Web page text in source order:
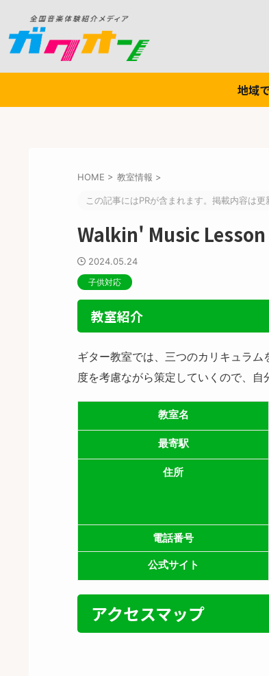
地域
HOME > 教室情報 >
この記事にはPRが含まれます。掲載内容は
Walkin' Music Lesson
2024.05.24
子供対応
教室紹介
ギター教室では、三つのカリキュラ
度を考慮ながら策定していくので、自
教室名
最寄駅
住所
電話番号
公式サイト
アクセスマップ